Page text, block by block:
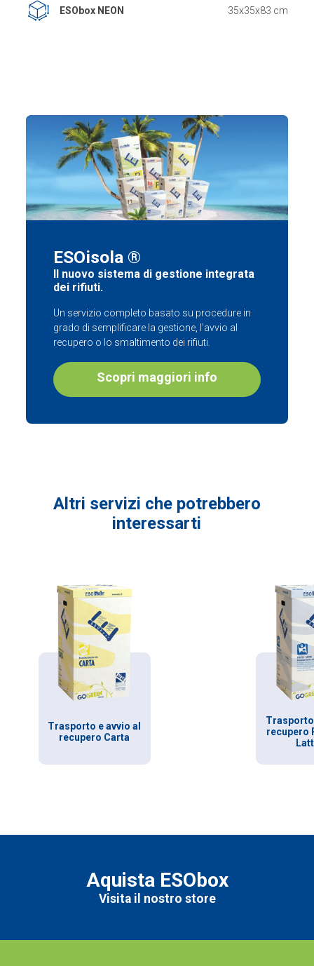
ESObox NEON 35x35x83 cm
ESOisola ®
Il nuovo sistema di gestione integrata
dei rifiuti.
Un servizio completo basato su procedure in
grado di semplificare la gestione, l'avvio al
recupero o lo smaltimento dei rifiuti.
Scopri maggiori info
Altri servizi che potrebbero
interessarti
Trasporto e avvio al
recupero Carta
Trasporto
recupero
Aquista ESObox
Visita il nostro store